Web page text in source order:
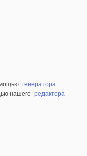
генератора
нашего редактора